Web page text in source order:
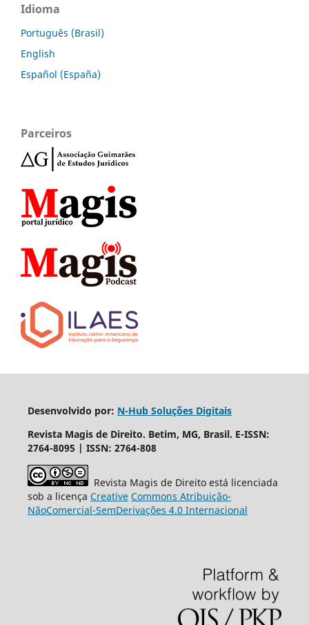
Idioma
Português (Brasil)
English
Español (España)
Parceiros
Desenvolvido por: N-Hub Soluções Digitais
Revista Magis de Direito. Betim, MG, Brasil. E-ISSN:
2764-8095 | ISSN: 2764-808
Revista Magis de Direito está licenciada
sob a licença Creative Commons Atribuição-
NãoComercial-SemDerivações 4.0 Internacional